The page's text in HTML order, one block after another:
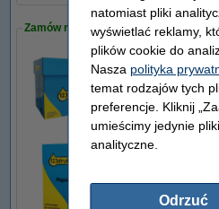
Zamów razem
Papier ksero A4 80
110,00 zł
23,00 zł
natomiast pliki
wyświetlać reklamy,
plików cookie do
Nasza polityka
temat rodzajów tych
preferencje. Kliknij
umieścimy jedynie
analityczne.
Odrzuć